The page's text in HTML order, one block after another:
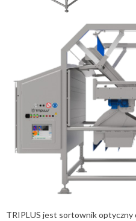
TRIPLUS jest sortownik optyczny